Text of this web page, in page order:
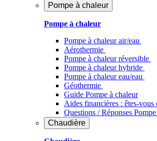
Pompe à chaleur
Pompe à chaleur
Pompe à chaleur air/eau
Aérothermie
Pompe à chaleur réversible
Pompe à chaleur hybride
Pompe à chaleur​ eau/eau
Géothermie
Guide Pompe à chaleur
Aides financières : êtes-vous
Questions / Réponses
Chaudière